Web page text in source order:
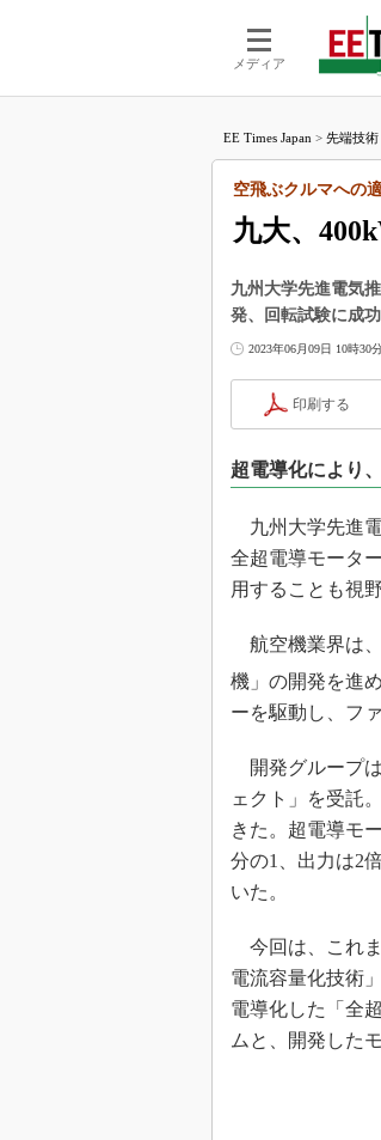
メディア
EE Times Japan > 先端技術
九大、
空飛ぶクルマへの
九州大学先進電気
発、回転試験に成
2023年06月09日 10時30
印刷する
超電導化により
九州大学先進電
全超電導モータ
用することも視
航空機業界は
機」の開発を進
ーを駆動し、フ
開発グループ
ェクト」を受託
きた。超電導モ
分の1、出力は2
いた。
今回は、これ
電流容量化技術
電導化した「全
ムと、開発した